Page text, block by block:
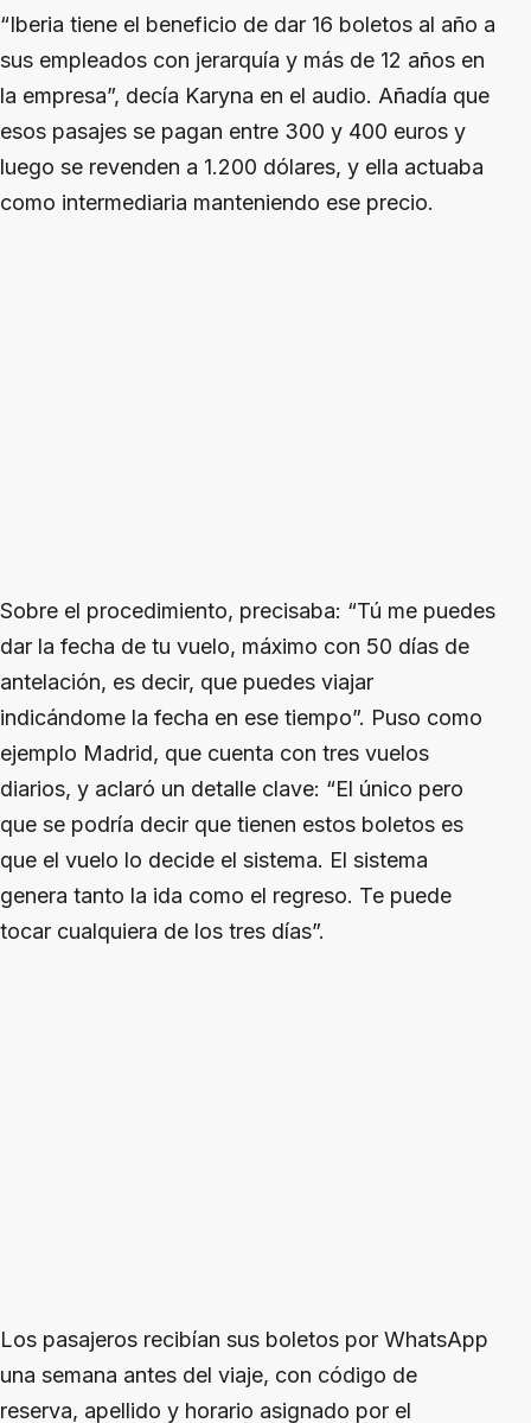
“Iberia tiene el beneficio de dar 16 boletos al año a
sus empleados con jerarquía y más de 12 años en
la empresa”, decía Karyna en el audio. Añadía que
esos pasajes se pagan entre 300 y 400 euros y
luego se revenden a 1.200 dólares, y ella actuaba
como intermediaria manteniendo ese precio.
Sobre el procedimiento, precisaba: “Tú me puedes
dar la fecha de tu vuelo, máximo con 50 días de
antelación, es decir, que puedes viajar
indicándome la fecha en ese tiempo”. Puso como
ejemplo Madrid, que cuenta con tres vuelos
diarios, y aclaró un detalle clave: “El único pero
que se podría decir que tienen estos boletos es
que el vuelo lo decide el sistema. El sistema
genera tanto la ida como el regreso. Te puede
tocar cualquiera de los tres días”.
Los pasajeros recibían sus boletos por WhatsApp
una semana antes del viaje, con código de
reserva, apellido y horario asignado por el